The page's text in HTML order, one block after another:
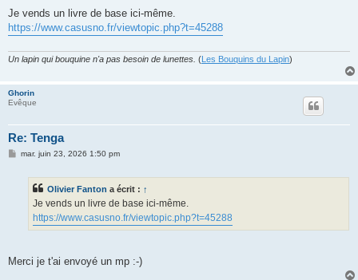
s
a
Je vends un livre de base ici-même.
https://www.casusno.fr/viewtopic.php?t=45288
Un lapin qui bouquine n'a pas besoin de lunettes. ( Les Bouquins du Lapin)
Ghorin
Evêque
Re: Tenga
Mmar. juin 23, 2026 1:50 pm
Olivier Fanton a écrit : ↑
Je vends un livre de base ici-même.
https://www.casusno.fr/viewtopic.php?t=45288
Merci je t'ai envoyé un mp :-)